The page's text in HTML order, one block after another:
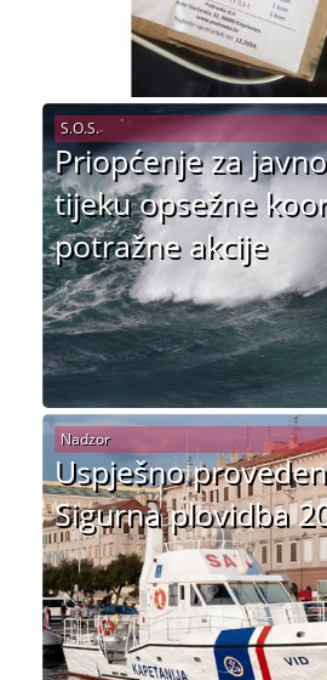
Priopćenje za
tijeku opsežne
potražne akcije
S.O.S.
Uspješno
Sigurna plovidba
Nadzor